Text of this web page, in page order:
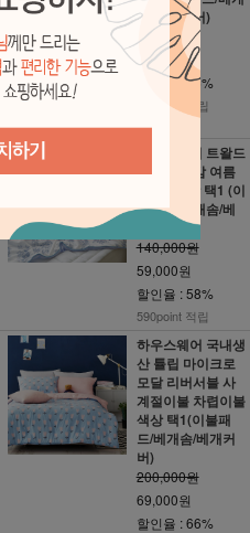
솜/베개커버)
200,000원
69,000원
할인율 : 66%
690point 적립
하우스웨어 트왈드
아이스 냉감 여름
이불 2색상 택1 (이
불패드/베개솜/베
140,000원
59,000원
할인율 : 58%
590point 적립
하우스웨어 국내생
산 튤립 마이크로
모달 리버서블 사
계절이불 차렵이불
색상 택1(이불패
드/베개솜/베개커
버)
200,000원
69,000원
할인율 : 66%